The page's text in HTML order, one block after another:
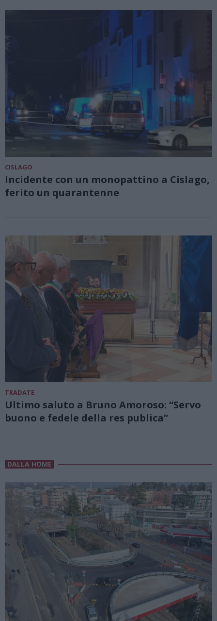
CISLAGO
Incidente con un monopattino a Cislago,
ferito un quarantenne
TRADATE
Ultimo saluto a Bruno Amoroso: “Servo
buono e fedele della res publica”
DALLA HOME